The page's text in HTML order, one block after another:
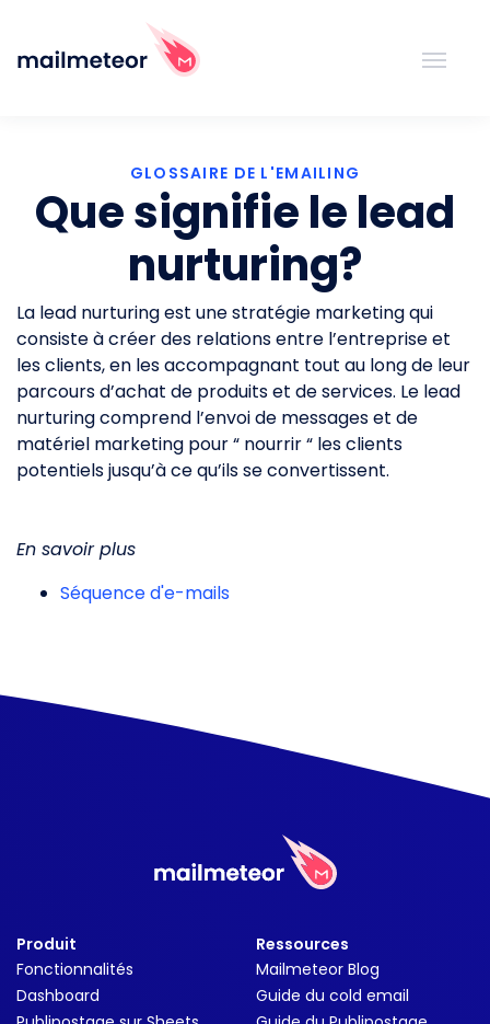
GLOSSAIRE DE L'EMAILING
Que signifie le lead
nurturing?
La lead nurturing est une stratégie marketing qui
consiste à créer des relations entre l’entreprise et
les clients, en les accompagnant tout au long de leur
parcours d’achat de produits et de services. Le lead
nurturing comprend l’envoi de messages et de
matériel marketing pour “ nourrir “ les clients
potentiels jusqu’à ce qu’ils se convertissent.
En savoir plus
Séquence d'e-mails
Produit
Fonctionnalités
Dashboard
Ressources
Mailmeteor Blog
Guide du cold email